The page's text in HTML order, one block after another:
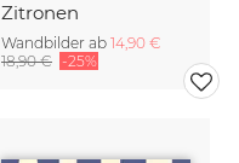
Zitronen
Wandbilder ab 14,90 €
18,90 € -25%